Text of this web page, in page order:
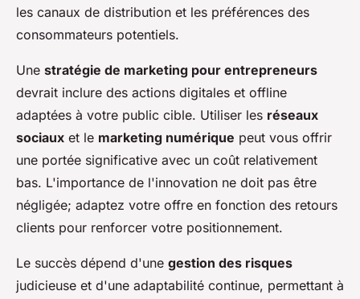
les canaux de distribution et les préférences des
consommateurs potentiels.
Une stratégie de marketing pour entrepreneurs
devrait inclure des actions digitales et offline
adaptées à votre public cible. Utiliser les réseaux
sociaux et le marketing numérique peut vous offrir
une portée significative avec un coût relativement
bas. L'importance de l'innovation ne doit pas être
négligée; adaptez votre offre en fonction des retours
clients pour renforcer votre positionnement.
Le succès dépend d'une gestion des risques
judicieuse et d'une adaptabilité continue, permettant à